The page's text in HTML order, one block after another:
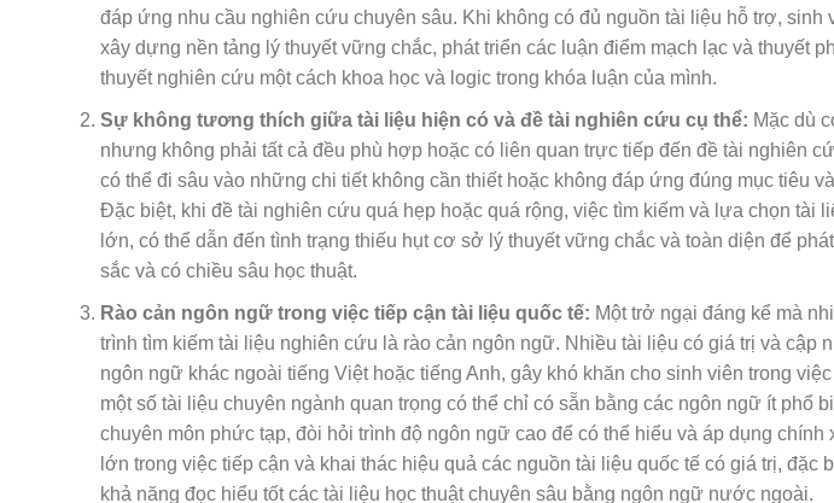
đáp ứng nhu cầu nghiên cứu chuyên sâu. Khi không có đủ nguồn tài liệu hỗ trợ, sinh
xây dựng nền tảng lý thuyết vững chắc, phát triển các luận điểm mạch lạc và thuyết
thuyết nghiên cứu một cách khoa học và logic trong khóa luận của mình.
Sự không tương thích giữa tài liệu hiện có và đề tài nghiên cứu cụ thể: Mặc dù
nhưng không phải tất cả đều phù hợp hoặc có liên quan trực tiếp đến đề tài nghiên
có thể đi sâu vào những chi tiết không cần thiết hoặc không đáp ứng đúng mục tiêu
Đặc biệt, khi đề tài nghiên cứu quá hẹp hoặc quá rộng, việc tìm kiếm và lựa chọn tài
lớn, có thể dẫn đến tình trạng thiếu hụt cơ sở lý thuyết vững chắc và toàn diện để
sắc và có chiều sâu học thuật.
Rào cản ngôn ngữ trong việc tiếp cận tài liệu quốc tế: Một trở ngại đáng kể mà
trình tìm kiếm tài liệu nghiên cứu là rào cản ngôn ngữ. Nhiều tài liệu có giá trị và cập
ngôn ngữ khác ngoài tiếng Việt hoặc tiếng Anh, gây khó khăn cho sinh viên trong
một số tài liệu chuyên ngành quan trọng có thể chỉ có sẵn bằng các ngôn ngữ ít phổ
chuyên môn phức tạp, đòi hỏi trình độ ngôn ngữ cao để có thể hiểu và áp dụng
lớn trong việc tiếp cận và khai thác hiệu quả các nguồn tài liệu quốc tế có giá trị,
khả năng đọc hiểu tốt các tài liệu học thuật chuyên sâu bằng ngôn ngữ nước ngoài.